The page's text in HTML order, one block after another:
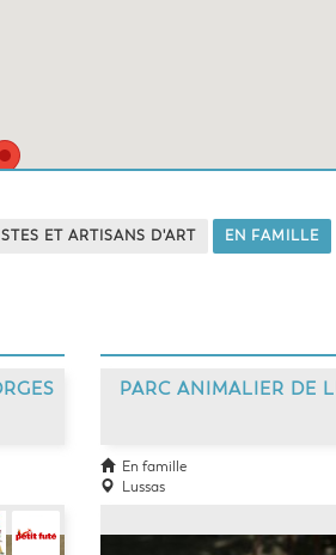
ET ARTISANS D'ART EN FAMILLE
PARC ANIMALIER DE
En famille
Lussas